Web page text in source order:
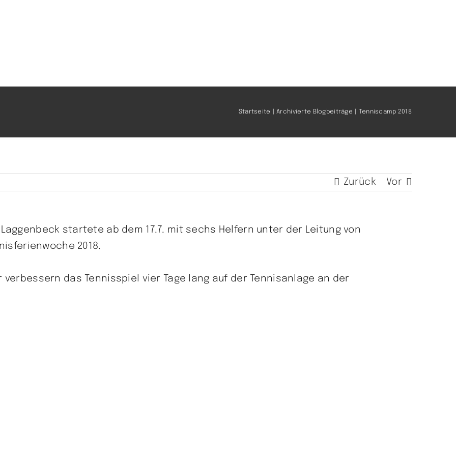
Startseite Archivierte Blogbeiträge Tenniscamp 2018
Zurück Vor
startete ab dem 17.7. mit sechs Helfern unter der Leitung von
2018.
das Tennisspiel vier Tage lang auf der Tennisanlage an der